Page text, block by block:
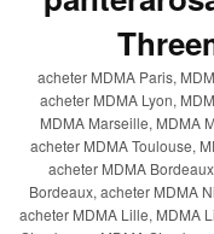
acheter MDMA Paris,
acheter MDMA Lyon,
MDMA Marseille, MDMA
acheter MDMA Toulouse,
acheter MDMA
Bordeaux, acheter MDMA
acheter MDMA Lille, MDMA